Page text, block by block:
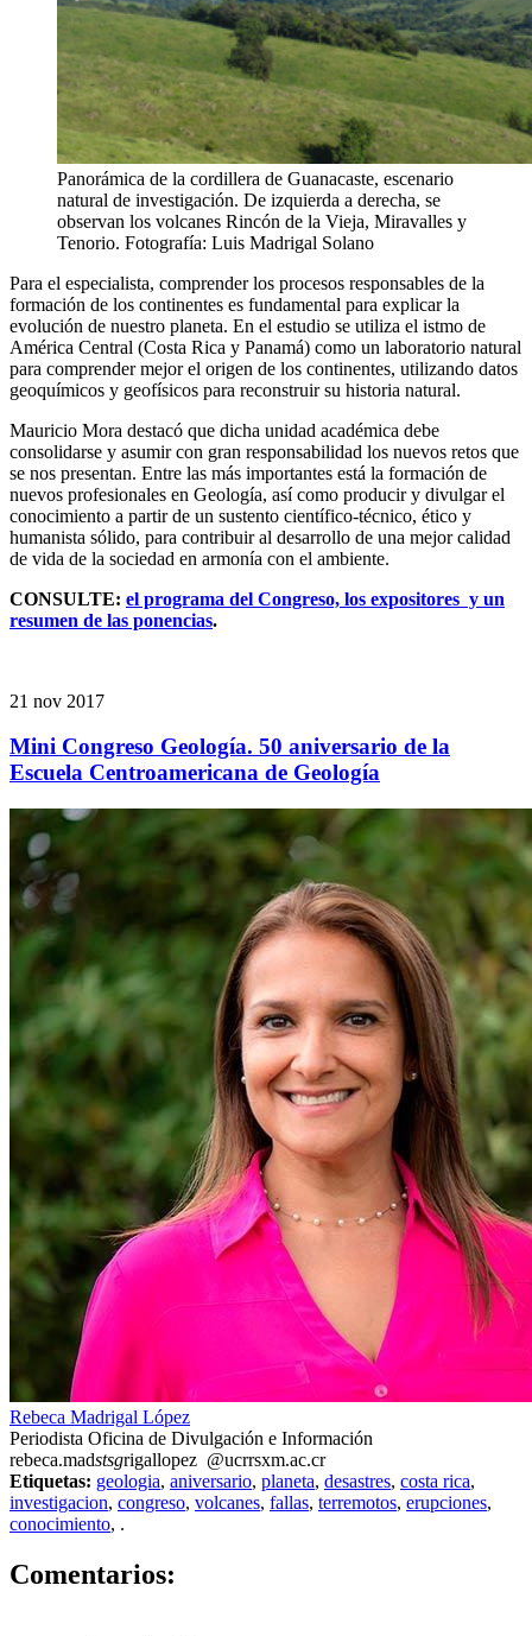
Panorámica de la cordillera de Guanacaste, escenario
natural de investigación. De izquierda a derecha, se
observan los volcanes Rincón de la Vieja, Miravalles y
Tenorio. Fotografía: Luis Madrigal Solano
Para el especialista, comprender los procesos responsables de la
formación de los continentes es fundamental para explicar la
evolución de nuestro planeta. En el estudio se utiliza el istmo de
América Central (Costa Rica y Panamá) como un laboratorio natural
para comprender mejor el origen de los continentes, utilizando datos
geoquímicos y geofísicos para reconstruir su historia natural.
Mauricio Mora destacó que dicha unidad académica debe
consolidarse y asumir con gran responsabilidad los nuevos retos que
se nos presentan. Entre las más importantes está la formación de
nuevos profesionales en Geología, así como producir y divulgar el
conocimiento a partir de un sustento científico-técnico, ético y
humanista sólido, para contribuir al desarrollo de una mejor calidad
de vida de la sociedad en armonía con el ambiente.
CONSULTE: el programa del Congreso, los expositores y un
resumen de las ponencias.
21 nov 2017
Mini Congreso Geología. 50 aniversario de la
Escuela Centroamericana de Geología
Rebeca Madrigal López
Periodista Oficina de Divulgación e Información
rebeca.madstsgrigallopez @ucrrsxm.ac.cr
Etiquetas: geologia, aniversario, planeta, desastres, costa rica,
investigacion, congreso, volcanes, fallas, terremotos, erupciones,
conocimiento, .
Comentarios: